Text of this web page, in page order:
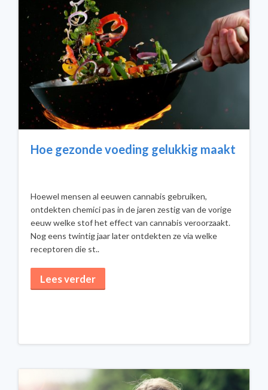
Hoe gezonde voeding gelukkig maakt
Hoewel mensen al eeuwen cannabis gebruiken,
ontdekten chemici pas in de jaren zestig van de vorige
eeuw welke stof het effect van cannabis veroorzaakt.
Nog eens twintig jaar later ontdekten ze via welke
receptoren die st..
Lees verder